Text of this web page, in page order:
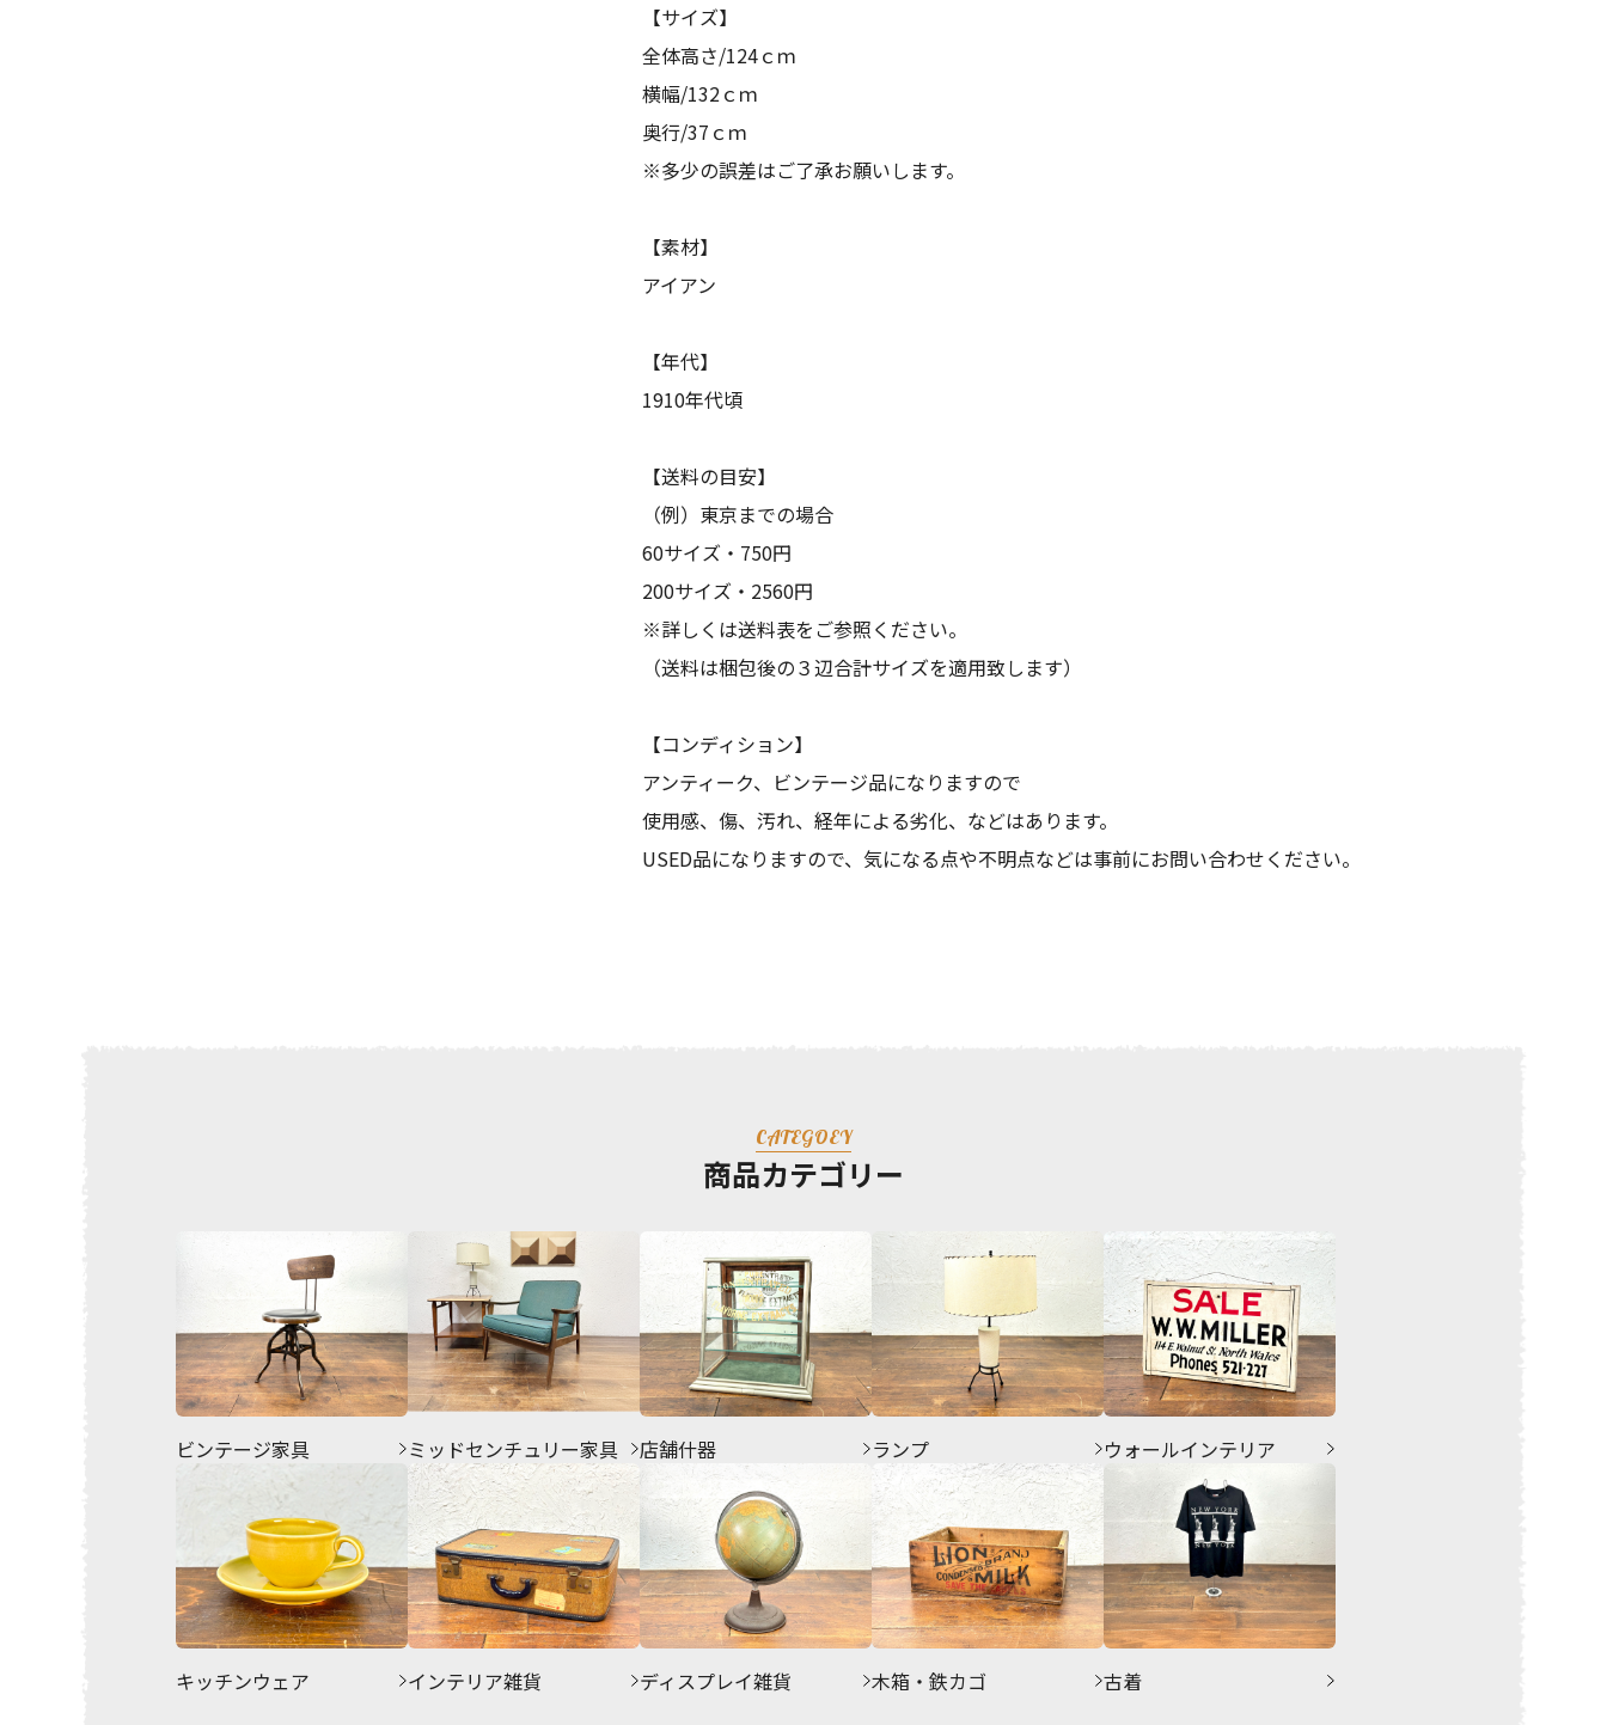
【サイズ】
全体高さ/124ｃｍ
横幅/132ｃｍ
奥行/37ｃｍ
※多少の誤差はご了承お願いします。
【素材】
アイアン
【年代】
1910年代頃
【送料の目安】
（例）東京までの場合
60サイズ・750円
200サイズ・2560円
※詳しくは送料表をご参照ください。
（送料は梱包後の３辺合計サイズを適用致します）
【コンディション】
アンティーク、ビンテージ品になりますので
使用感、傷、汚れ、経年による劣化、などはあります。
USED品になりますので、気になる点や不明点などは事前にお問い合わせください。
CATEGOEY
商品カテゴリー
ビンテージ家具 ミッドセンチュリー家具 店舗什器 ランプ ウォールインテリア
キッチンウェア インテリア雑貨 ディスプレイ雑貨 木箱・鉄カゴ 古着